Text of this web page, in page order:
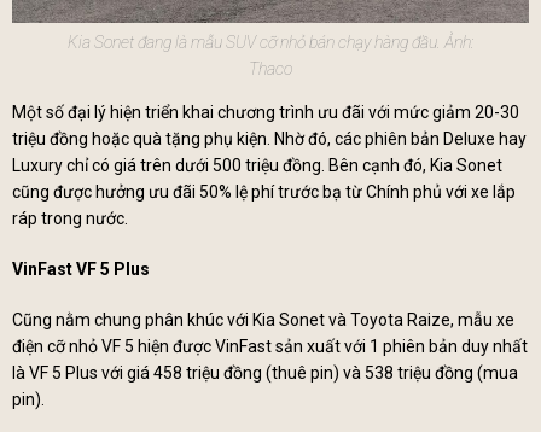
Kia Sonet đang là mẫu SUV cỡ nhỏ bán chạy hàng đầu. Ảnh:
Thaco
Một số đại lý hiện triển khai chương trình ưu đãi với mức giảm 20-30
triệu đồng hoặc quà tặng phụ kiện. Nhờ đó, các phiên bản Deluxe hay
Luxury chỉ có giá trên dưới 500 triệu đồng. Bên cạnh đó, Kia Sonet
cũng được hưởng ưu đãi 50% lệ phí trước bạ từ Chính phủ với xe lắp
ráp trong nước.
VinFast VF 5 Plus
Cũng nằm chung phân khúc với Kia Sonet và Toyota Raize, mẫu xe
điện cỡ nhỏ VF 5 hiện được VinFast sản xuất với 1 phiên bản duy nhất
là VF 5 Plus với giá 458 triệu đồng (thuê pin) và 538 triệu đồng (mua
pin).